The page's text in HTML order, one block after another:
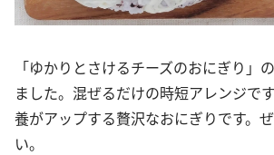
「ゆかりとさけるチーズのおにぎり」
ました。混ぜるだけの時短アレンジで
養がアップする贅沢なおにぎりです。
い。